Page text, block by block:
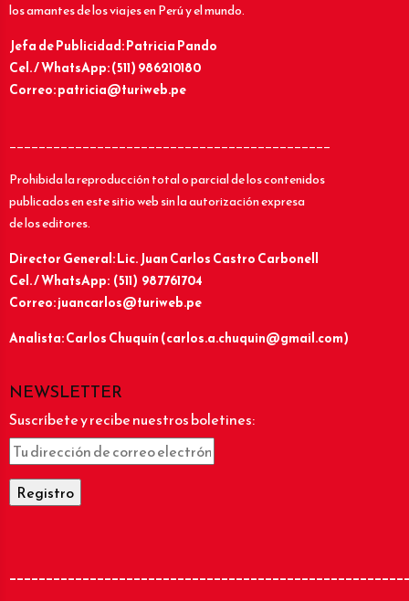
los amantes de los viajes en Perú y el mundo.
Jefa de Publicidad: Patricia Pando
Cel. / WhatsApp: (511) 986210180
Correo: patricia@turiweb.pe
____________________________________________
Prohibida la reproducción total o parcial de los contenidos
publicados en este sitio web sin la autorización expresa
de los editores.
Director General: Lic.Juan Carlos Castro Carbonell
Cel. / WhatsApp: (511) 987761704
Correo: juancarlos@turiweb.pe
Analista: Carlos Chuquín (carlos.a.chuquin@gmail.com)
NEWSLETTER
Suscríbete y recibe nuestros boletines: